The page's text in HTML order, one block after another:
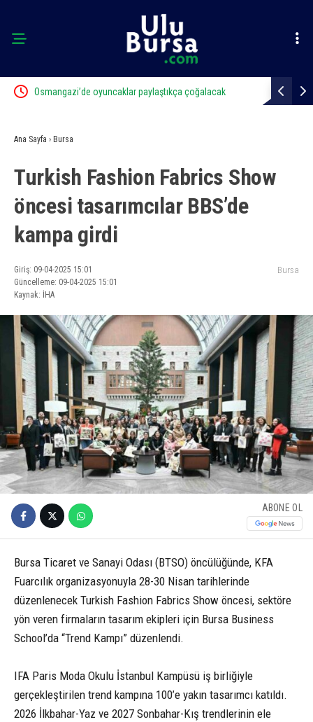
Osmangazi’de oyuncaklar paylaştıkça çoğalacak
Ana Sayfa › Bursa
Turkish Fashion Fabrics Show
öncesi tasarımcılar BBS’de
kampa girdi
Giriş: 09-04-2025 15:01
Güncelleme: 09-04-2025 15:01
Kaynak: İHA
Bursa
ABONE OL
Bursa Ticaret ve Sanayi Odası (BTSO) öncülüğünde, KFA
Fuarcılık organizasyonuyla 28-30 Nisan tarihlerinde
düzenlenecek Turkish Fashion Fabrics Show öncesi, sektöre
yön veren firmaların tasarım ekipleri için Bursa Business
School’da “Trend Kampı” düzenlendi.
IFA Paris Moda Okulu İstanbul Kampüsü iş birliğiyle
gerçekleştirilen trend kampına 100’e yakın tasarımcı katıldı.
2026 İlkbahar-Yaz ve 2027 Sonbahar-Kış trendlerinin ele